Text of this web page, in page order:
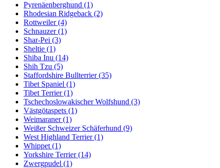
Pyrenäenberghund (1)
Rhodesian Ridgeback (2)
Rottweiler(4)
Schnauzer(1)
Shar-Pei (3)
Sheltie (1)
Shiba Inu (14)
Shih Tzu (5)
Staffordshire Bullterrier(35)
Tibet Spaniel (1)
Tibet Terrier(1)
Tschechoslowakischer Wolfshund (3)
Västgötaspets (1)
Weimaraner(1)
Weißer Schweizer Schäferhund (9)
West Highland Terrier(1)
Whippet (1)
Yorkshire Terrier(14)
Zwergpudel (1)